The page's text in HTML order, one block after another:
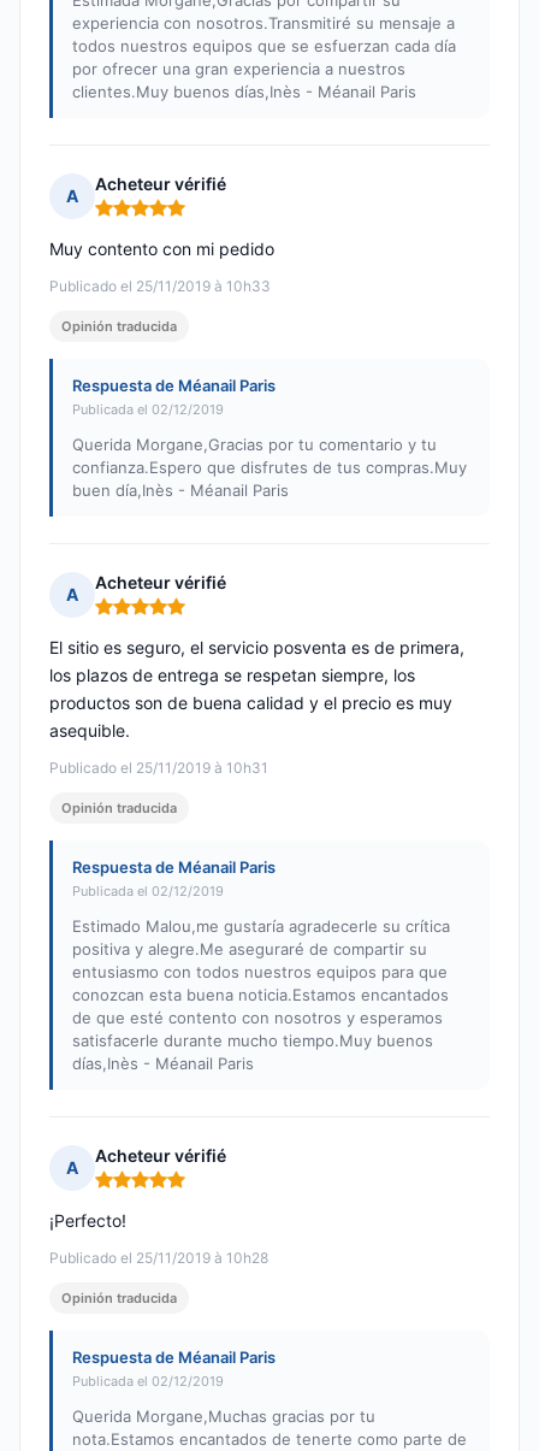
experiencia con nosotros.Transmitiré su mensaje a
todos nuestros equipos que se esfuerzan cada día
por ofrecer una gran experiencia a nuestros
clientes.Muy buenos días,Inès - Méanail Paris
A
Acheteur vérifié
Nota: 5 de 5
Publicado el 25/11/2019 à 10h33
Muy contento con mi pedido
Opinión traducida
Respuesta de Méanail Paris
Publicada el 02/12/2019
Querida Morgane,Gracias por tu comentario y tu
confianza.Espero que disfrutes de tus compras.Muy
buen día,Inès - Méanail Paris
A
Acheteur vérifié
Nota: 5 de 5
Publicado el 25/11/2019 à 10h31
El sitio es seguro, el servicio posventa es de primera,
los plazos de entrega se respetan siempre, los
productos son de buena calidad y el precio es muy
asequible.
Opinión traducida
Respuesta de Méanail Paris
Publicada el 02/12/2019
Estimado Malou,me gustaría agradecerle su crítica
positiva y alegre.Me aseguraré de compartir su
entusiasmo con todos nuestros equipos para que
conozcan esta buena noticia.Estamos encantados
de que esté contento con nosotros y esperamos
satisfacerle durante mucho tiempo.Muy buenos
días,Inès - Méanail Paris
A
Acheteur vérifié
Nota: 5 de 5
Publicado el 25/11/2019 à 10h28
¡Perfecto!
Opinión traducida
Respuesta de Méanail Paris
Publicada el 02/12/2019
Querida Morgane,Muchas gracias por tu
nota.Estamos encantados de tenerte como parte de